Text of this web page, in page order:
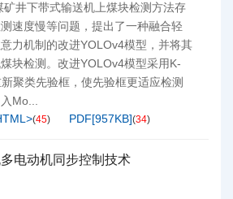
矿井下带式输送机上煤块检测方法存
速度慢等问题，提出了一种融合轻
力机制的改进YOLOv4模型，并将其
块检测。改进YOLOv4模型采用K-
聚类先验框，使先验框更适应检测
Mo...
(45) PDF[957KB](34)
电动机同步控制技术